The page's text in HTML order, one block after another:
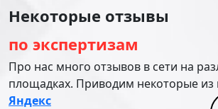
Некоторые отзывы
по экспертизам
Про нас много отзывов в сети на
площадках. Приводим некоторые
Яндекс